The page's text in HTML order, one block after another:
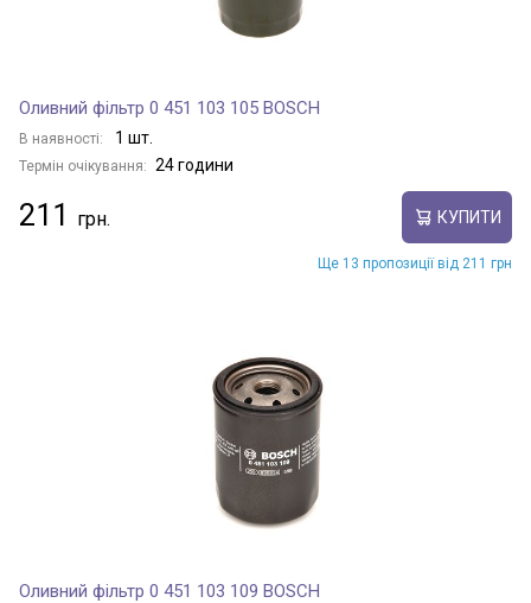
Оливний фільтр 0 451 103 105 BOSCH
В наявності: 1 шт.
Термін очікування: 24 години
211 КУПИТИ
Ще 13 пропозиції від 211 грн
Оливний фільтр 0 451 103 109 BOSCH